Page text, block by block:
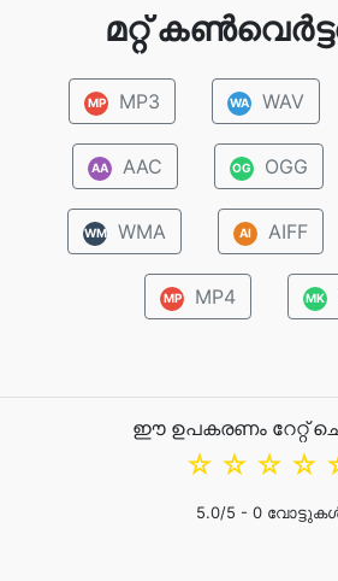
മറ്റ്
MP MP3 WA WAV
AA AAC OG OGG
WM WMA AI AIFF
MP MP4 MK
ഈ ഉപകരണം റേറ്റ്
☆
☆
☆
☆
5.0/5 - 0